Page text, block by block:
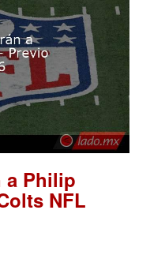
a Philip
NFL